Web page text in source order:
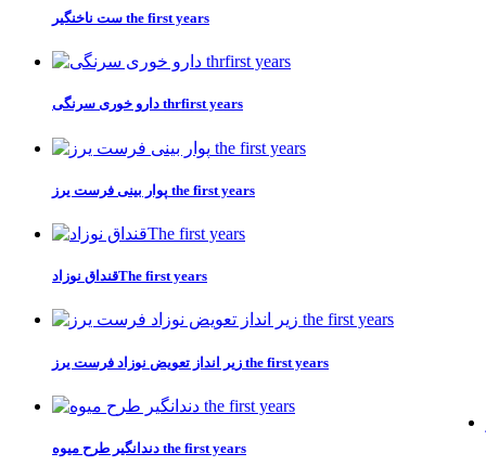
ست ناخنگیر the first years
دارو خوری سرنگی thrfirst years
پوار بینی فرست یرز the first years
قنداق نوزادThe first years
زیر انداز تعویض نوزاد فرست یرز the first years
دندانگیر طرح میوه the first years